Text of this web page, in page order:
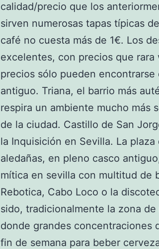
calidad/precio que los
sirven numerosas tapas típicas
café no cuesta más de 1€. Los
excelentes, con precios que rara
precios sólo pueden
antiguo. Triana, el barrio más
respira un ambiente mucho más
de la ciudad. Castillo de San
la Inquisición en Sevilla. La
aledañas, en pleno casco
mítica en sevilla con multitud de
Rebotica, Cabo Loco o la
sido, tradicionalmente la zona
donde grandes concentraciones
fin de semana para beber